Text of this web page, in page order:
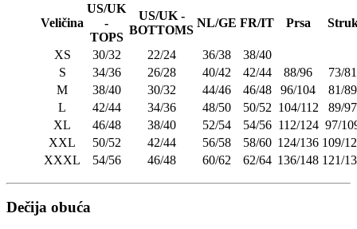
Veličina
US/UK
-
TOPS
US/UK -
BOTTOMS
NL/GE FR/IT Prsa
XS 30/32 22/24 36/38
38/40
S
34/36 26/28 40/42 42/44 88/96
73/81
M
38/40 30/32 44/46 46/48 96/104
81/89
L
42/44 34/36 48/50 50/52 104/112
89/97
XL
46/48 38/40 52/54 54/56 112/124 97/
XXL
50/52 42/44 56/58 58/60 124/136 109/
XXXL
54/56 46/48 60/62 62/64 136/148 121/
Dečija obuća